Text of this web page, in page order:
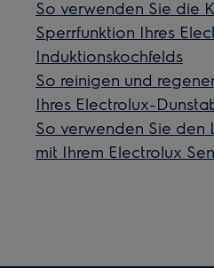
So verwenden Sie die
Sperrfunktion Ihres
Induktionskochfelds
So reinigen und
Ihres Electrolux-
So verwenden Sie den
mit Ihrem Electrolux